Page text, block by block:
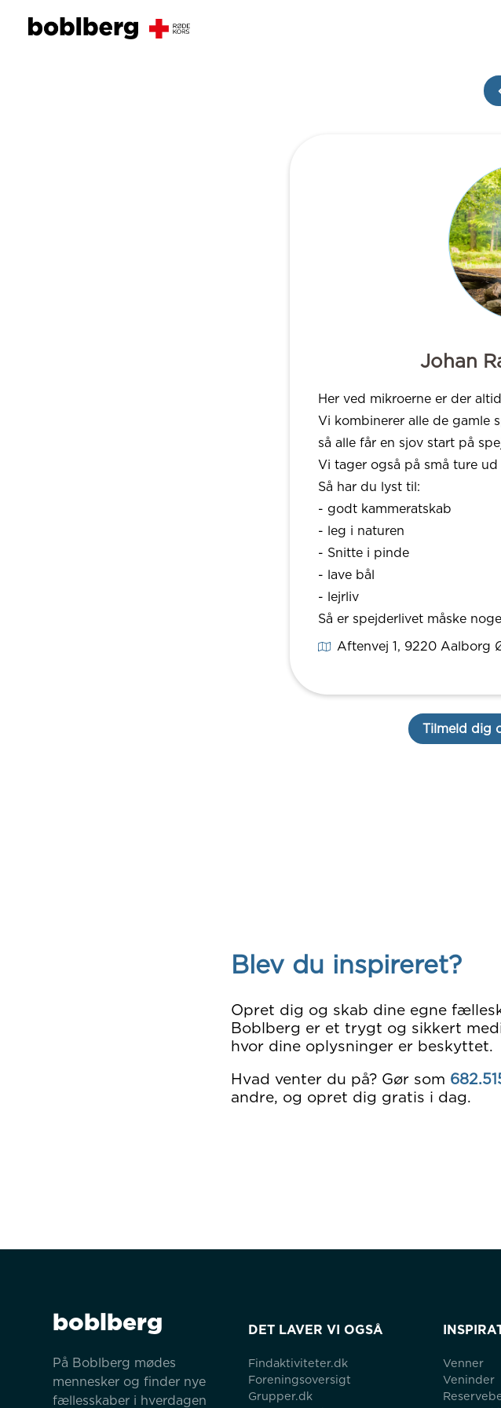
Johan
Her ved mikroerne er der
Vi kombinerer alle de gamle
så alle får en sjov start på
Vi tager også på små ture
Så har du lyst til:
- godt kammeratskab
- leg i naturen
- Snitte i pinde
- lave bål
- lejrliv
Så er spejderlivet måske
Aftenvej 1, 9220Aalborg
Tilmeld dig
Blev du inspireret?
Opret dig og skab dine egne
Boblberg er et trygt og sikkert
hvor dine oplysninger er beskyttet.
Hvad venter du på? Gør som
andre, og opret dig gratis i dag.
boblberg
På Boblberg mødes
mennesker og finder nye
fællesskaber i hverdagen
DET LAVER VI OGSÅ
Findaktiviteter.dk
Foreningsoversigt
Grupper.dk
Venner
Veninder